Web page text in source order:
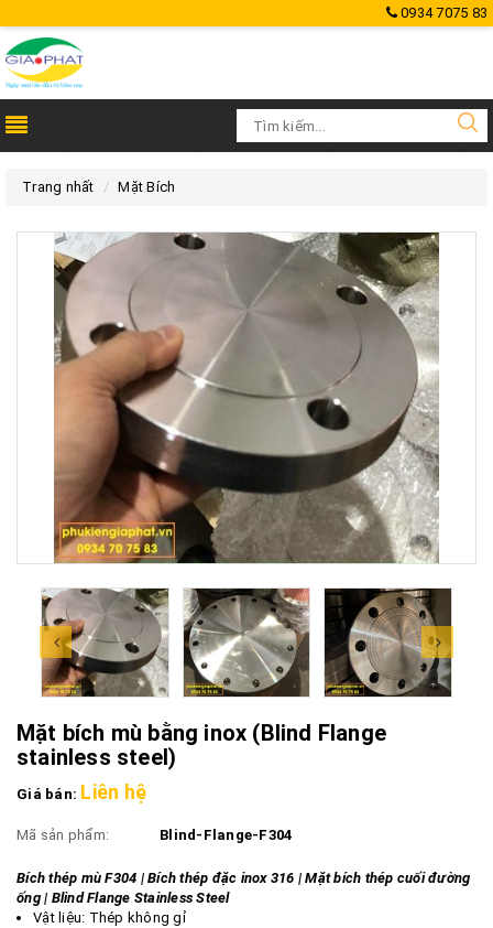
0934 7075 83
Trang nhất Mặt Bích
Mặt bích mù bằng inox (Blind Flange
stainless steel)
Giá bán: Liên hệ
Mã sản phẩm: Blind-Flange-F304
Bích thép mù F304 | Bích thép đặc inox 316 | Mặt bích thép cuối đường
ống | Blind Flange Stainless Steel
Vật liệu: Thép không gỉ